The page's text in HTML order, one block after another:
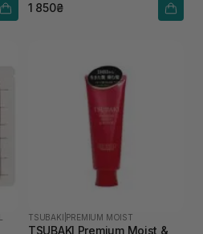
1 850₴
TSUBAKI PREMIUM MOIST
TSUBAKI Premium Moist &